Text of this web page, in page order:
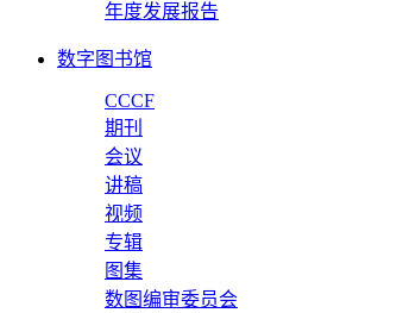
年度发展报告
数字图书馆
CCCF
期刊
会议
讲稿
视频
专辑
图集
数图编审委员会